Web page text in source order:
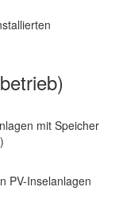
mit Speicher
PV-Inselanlagen